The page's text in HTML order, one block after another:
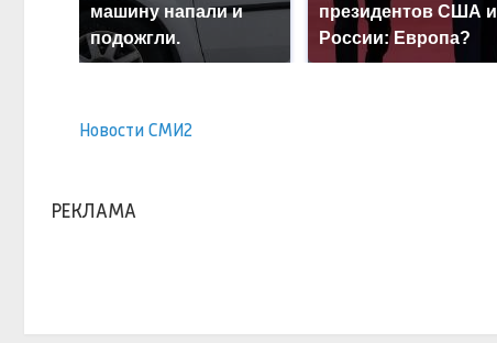
машину напали и
подожгли.
президентов США и
России: Европа?
Новости СМИ2
РЕКЛАМА